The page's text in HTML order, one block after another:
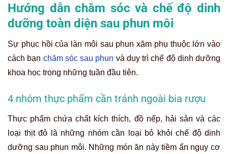
Hướng dẫn chăm sóc và chế độ dinh
dưỡng toàn diện sau phun môi
Sự phục hồi của làn môi sau phun xăm phụ thuộc lớn vào
cách bạn chăm sóc sau phun và duy trì chế độ dinh dưỡng
khoa học trong những tuần đầu tiên.
4 nhóm thực phẩm cần tránh ngoài bia rượu
Thực phẩm chứa chất kích thích, đồ nếp, hải sản và các
loại thịt đỏ là những nhóm cần loại bỏ khỏi chế độ dinh
dưỡng sau phun môi. Những món ăn này tiềm ẩn nguy cơ